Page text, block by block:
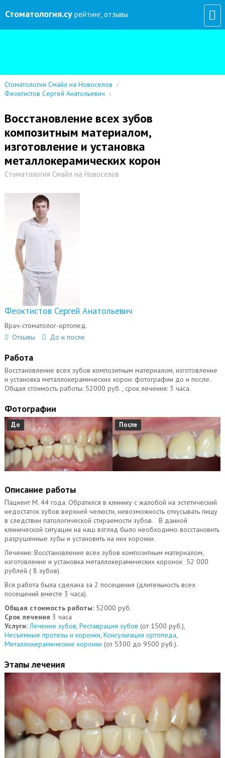
Стоматология.су рейтинг, отзывы
Стоматология Смайл на Новоселов ›
Феоктистов Сергей Анатольевич ›
Восстановление всех зубов
композитным материалом,
изготовление и установка
металлокерамических корон
Стоматология Смайл на Новоселов
Феоктистов Сергей Анатольевич
Врач-стоматолог-ортопед.
Отзывы
До и после
Работа
Восстановление всех зубов композитным материалом, изготовление
и установка металлокерамических корон: фотографии до и после.
Общая стоимость работы: 52000 руб. , срок лечения: 3 часа.
Фотографии
До После
Описание работы
Пациент М. 44 года. Обратился в клинику с жалобой на эстетический
недостаток зубов верхней челюсти, невозможность откусывать пищу
в следствии патологической стираемости зубов. В данной
клинической ситуации на наш взгляд было необходимо восстановить
разрушенные зубы и установить на них коронки.
Лечение: Восстановление всех зубов композитным материалом,
изготовление и установка металлокерамических коронок 52 000
рублей ( 8 зубов).
Вся работа была сделана за 2 посещения (длительность всех
посещений вместе 3 часа).
Общая стоимость работы:52000 руб.
Срок лечения 3 часа
Услуги: Лечение зубов Реставрация зубов (от 1500 руб.),
Несъемные протезы и коронки Консультация ортопеда
Металлокерамические коронки (от 5300 до 9500 руб.).
Этапы лечения